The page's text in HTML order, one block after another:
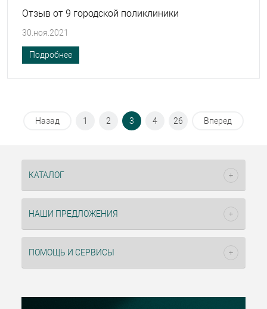
Отзыв от 9 городской поликлиники
30.ноя.2021
Подробнее
Назад 1 2 3 4 26 Вперед
КАТАЛОГ
НАШИ ПРЕДЛОЖЕНИЯ
ПОМОЩЬ И СЕРВИСЫ